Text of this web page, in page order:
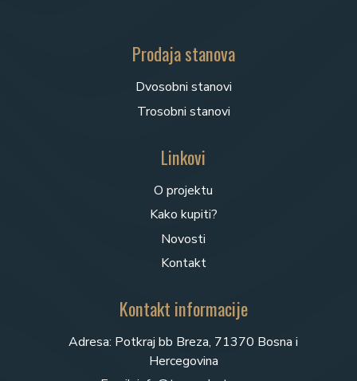
Prodaja stanova
Dvosobni stanovi
Trosobni stanovi
Linkovi
O projektu
Kako kupiti?
Novosti
Kontakt
Kontakt informacije
Adresa: Potkraj bb Breza, 71370 Bosna i
Hercegovina